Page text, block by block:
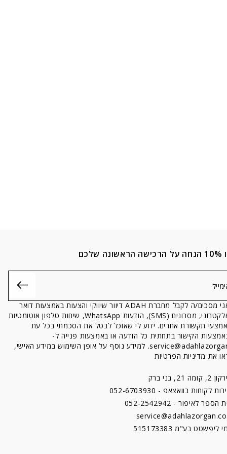
אני מסכים/ה לקבל מחברת ADAH דיוור שיווקי והצעות באמצעות דואר
אלקטרוני, מסרונים (SMS), הודעות WhatsApp, שיחות טלפון אוטומטיות
תקשורת אחרים. ידוע לי שאוכל לבטל את הסכמתי בכל עת
הקישור בתחתית כל הודעה או באמצעות פנייה ל-
service@adahlazorgan. למידע נוסף על אופן השימוש במידע האישי,
את מדיניות הפרטיות
קומה 21, בני ברק
לקוחות בוואצאפ - 052-6703930
הספר לאיפור - 052-2542942
ליפשטט בע"מ 515173383